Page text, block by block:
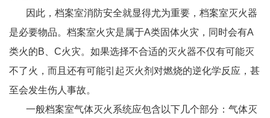
因此，档案室消防安全就显得尤为重要，档案室灭火器
是必要物品。档案室火灾是属于A类固体火灾，同时会有A
类火的B、C火灾。如果选择不合适的灭火器不仅有可能灭
不了火，而且还有可能引起灭火剂对燃烧的逆化学反应，甚
至会发生伤人事故。
一般档案室气体灭火系统应包含以下几个部分：气体灭